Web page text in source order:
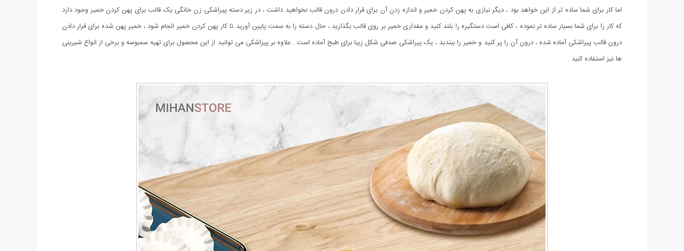
اما کار برای شما ساده تر از این خواهد بود ، دیگر نیازی به پهن کردن خمیر و اندازه زدن آن برای قرار دادن درون قالب نخواهید داشت ، در زیر دسته پیراشکی زن خانگی یک قالب برای پهن کردن خمیر وجود دارد
که کار را برای شما بسیار ساده تر نموده ، کافی است دستگیره را بلند کنید و مقداری خمیر بر روی قالب بگذارید ، حال دسته را به سمت پایین آورید تا کار پهن کردن خمیر انجام شود ، خمیر پهن شده برای قرار دادن
درون قالب پیراشکی آماده شده ، درون آن را پر کنید و خمیر را ببندید ، یک پیراشکی صدفی شکل زیبا برای طبخ آماده است . علاوه بر پیراشکی می توانید از این محصول برای تهیه سمبوسه و برخی از انواع شیرینی
ها نیز استفاده کنید .